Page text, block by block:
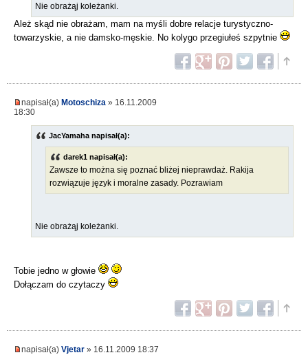
Nie obrażąj koleżanki.
Ależ skąd nie obrażam, mam na myśli dobre relacje turystyczno-
towarzyskie, a nie damsko-męskie. No kolygo przegiułeś szpytnie
napisał(a) Motoschiza » 16.11.2009
18:30
JacYamaha napisał(a):
darek1 napisał(a):
Zawsze to można się poznać bliżej nieprawdaż. Rakija
rozwiązuje język i moralne zasady. Pozrawiam
Nie obrażąj koleżanki.
Tobie jedno w głowie
Dołączam do czytaczy
napisał(a) Vjetar » 16.11.2009 18:37